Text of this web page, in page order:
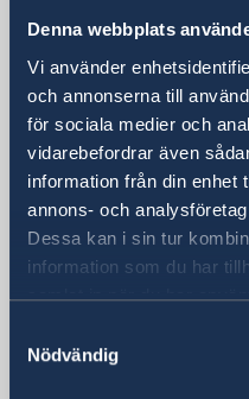
Denna webbplats
Vi använder
och annonserna till
för sociala medier och
vidarebefordrar även
information från din enhet
annons- och
Dessa kan i sin tur
information som du har
samlat in när du har
Nödvändig
Anmäl handelshinder
Sveriges
Besöksadress
Aurore House
KG 7 Avenue,
Kacyiru
Kigali
Postadress
Embassy of
P.O. Box 6387
Kigali
Telefonnummer